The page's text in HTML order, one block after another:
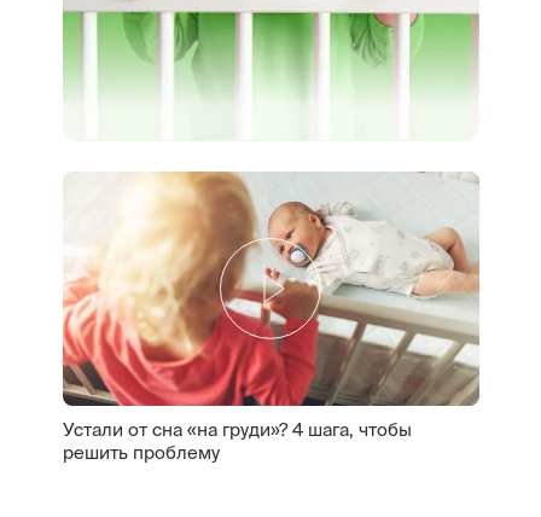
Устали от сна «на груди»? 4 шага, чтобы
решить проблему